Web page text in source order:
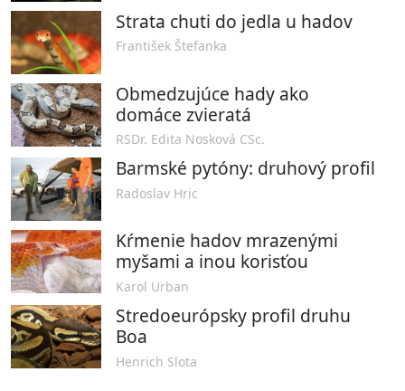
Strata chuti do jedla u hadov
František Štefanka
Obmedzujúce hady ako
domáce zvieratá
RSDr. Edita Nosková CSc.
Barmské pytóny: druhový profil
Radoslav Hric
Kŕmenie hadov mrazenými
myšami a inou korisťou
Karol Urban
Stredoeurópsky profil druhu
Boa
Henrich Slota